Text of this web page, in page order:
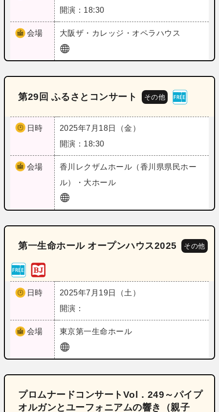
開演：18:30
会場 大阪ザ・カレッジ・オペラハウス
第29回 ふるさとコンサート その他
日時
2025年7月18日（金）
開演：18:30
会場 香川
レクザムホール（香川県県民ホー
ル）・大ホール
第一生命ホール オープンハウス2025 その他
日時
2025年7月19日（土）
開演：
会場 東京第一生命ホール
プロムナードコンサートVol．249～パイプ
オルガンとユーフォニアムの響き（親子